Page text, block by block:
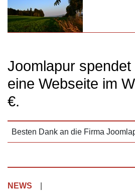
Joomlapur
eine Webseite im
€.
Besten Dank an die Firma
NEWS